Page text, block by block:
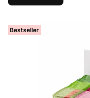
Bestseller